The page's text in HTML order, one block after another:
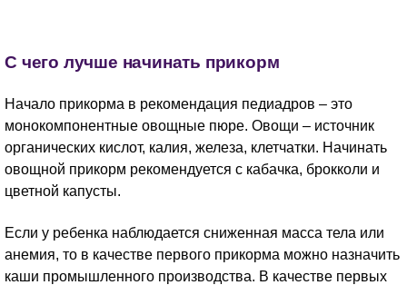
С чего лучше начинать прикорм
Начало прикорма в рекомендация педиадров – это
монокомпонентные овощные пюре. Овощи – источник
органических кислот, калия, железа, клетчатки. Начинать
овощной прикорм рекомендуется с кабачка, брокколи и
цветной капусты.
Если у ребенка наблюдается сниженная масса тела или
анемия, то в качестве первого прикорма можно назначить
каши промышленного производства. В качестве первых